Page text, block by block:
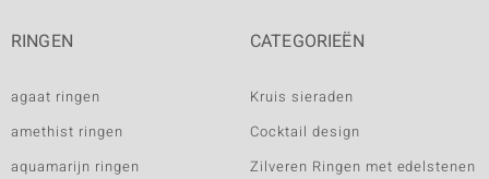
RINGEN
agaat ringen
amethist ringen
aquamarijn ringen
CATEGORIEËN
Kruis sieraden
Cocktail design
Zilveren Ringen met edelstenen